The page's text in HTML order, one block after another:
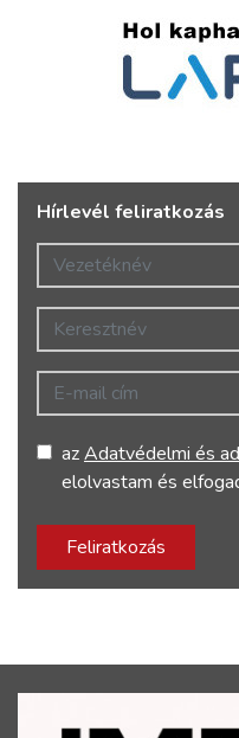
Hírlevél feliratkozás
Vezetéknév
Keresztnév
E-mail cím
azAdatvédelmi és
elolvastam és
Feliratkozás